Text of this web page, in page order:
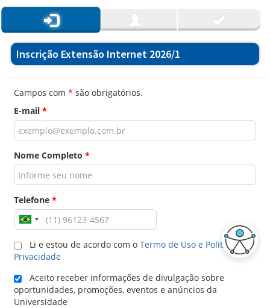
Inscrição Extensão Internet 2026/1
Campos com * são obrigatórios.
E-mail *
Nome Completo *
Telefone *
Li e estou de acordo com o Termo de Uso e Politica de
Privacidade
Aceito receber informações de divulgação sobre
oportunidades, promoções, eventos e anúncios da
Universidade